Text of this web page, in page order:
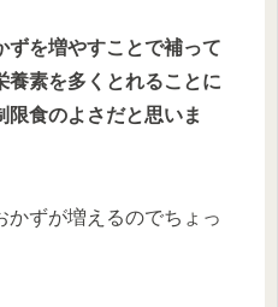
ずを増やすことで補って
養素を多くとれることに
限食のよさだと思いま
かずが増えるのでちょっ